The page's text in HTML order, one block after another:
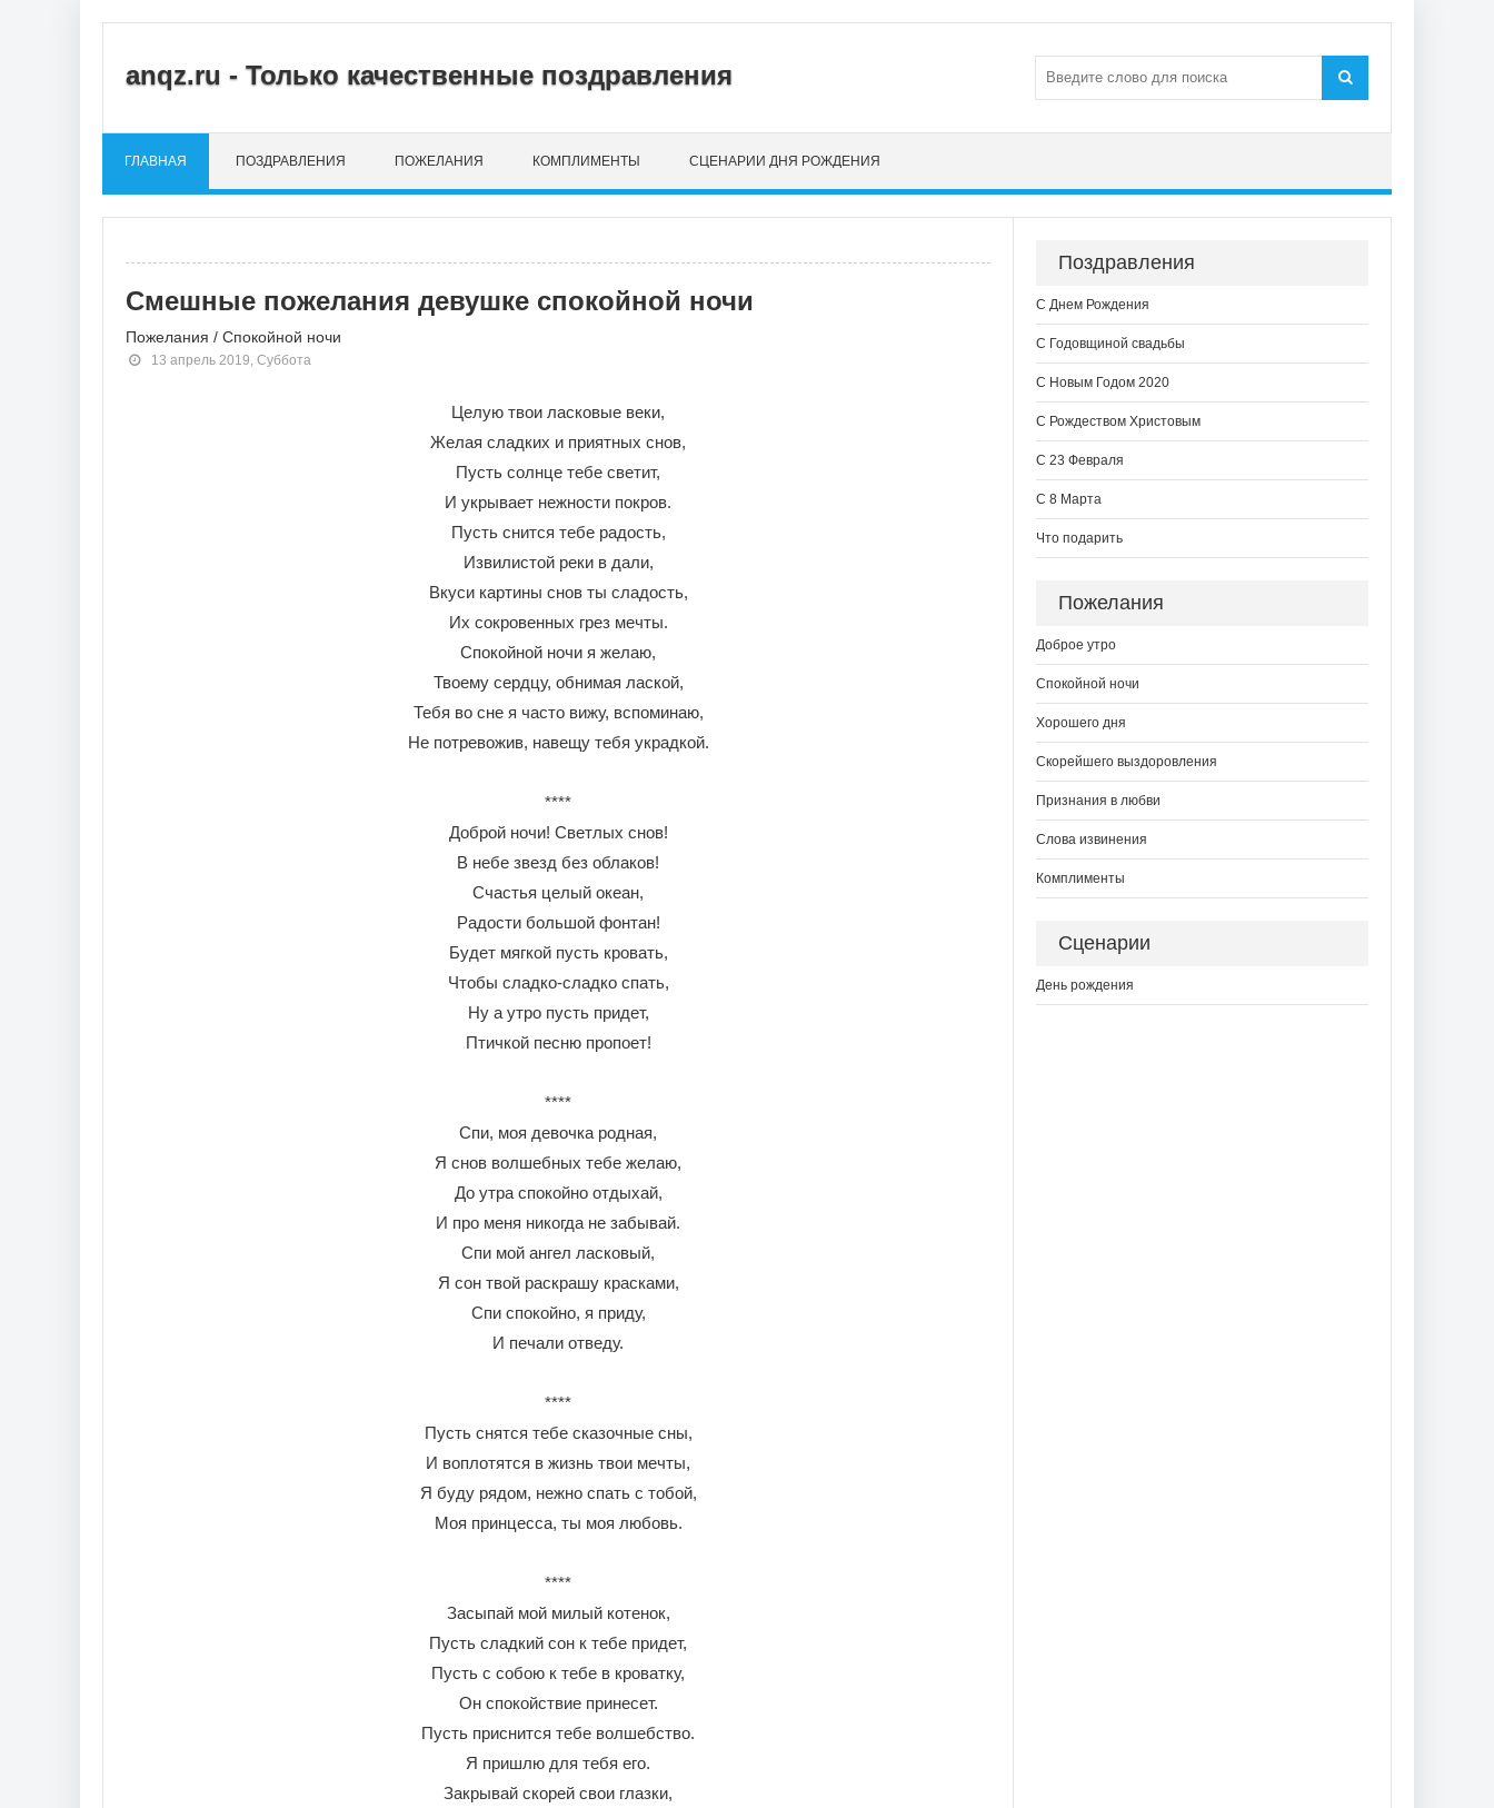
anqz.ru - Только качественные поздравления
ГЛАВНАЯ ПОЗДРАВЛЕНИЯ ПОЖЕЛАНИЯ КОМПЛИМЕНТЫ СЦЕНАРИИ ДНЯ РОЖДЕНИЯ
Смешные пожелания девушке спокойной ночи
Пожелания / Спокойной ночи
13 апрель 2019, Суббота
Целую твои ласковые веки,
Желая сладких и приятных снов,
Пусть солнце тебе светит,
И укрывает нежности покров.
Пусть снится тебе радость,
Извилистой реки в дали,
Вкуси картины снов ты сладость,
Их сокровенных грез мечты.
Спокойной ночи я желаю,
Твоему сердцу, обнимая лаской,
Тебя во сне я часто вижу, вспоминаю,
Не потревожив, навещу тебя украдкой.
****
Доброй ночи! Светлых снов!
В небе звезд без облаков!
Счастья целый океан,
Радости большой фонтан!
Будет мягкой пусть кровать,
Чтобы сладко-сладко спать,
Ну а утро пусть придет,
Птичкой песню пропоет!
****
Спи, моя девочка родная,
Я снов волшебных тебе желаю,
До утра спокойно отдыхай,
И про меня никогда не забывай.
Спи мой ангел ласковый,
Я сон твой раскрашу красками,
Спи спокойно, я приду,
И печали отведу.
****
Пусть снятся тебе сказочные сны,
И воплотятся в жизнь твои мечты,
Я буду рядом, нежно спать с тобой,
Моя принцесса, ты моя любовь.
****
Засыпай мой милый котенок,
Пусть сладкий сон к тебе придет,
Пусть с собою к тебе в кроватку,
Он спокойствие принесет.
Пусть приснится тебе волшебство.
Я пришлю для тебя его.
Закрывай скорей свои глазки,
Поздравления
С Днем Рождения
С Годовщиной свадьбы
С Новым Годом 2020
С Рождеством Христовым
С 23 Февраля
С 8 Марта
Что подарить
Пожелания
Доброе утро
Спокойной ночи
Хорошего дня
Скорейшего выздоровления
Признания в любви
Слова извинения
Комплименты
Сценарии
День рождения